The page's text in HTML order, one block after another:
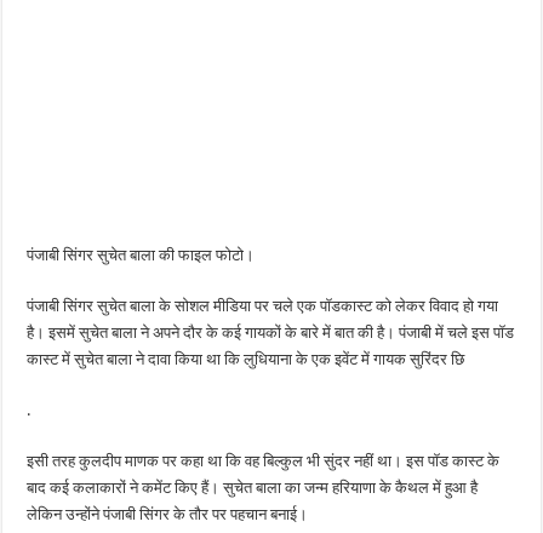
पंजाबी सिंगर सुचेत बाला की फाइल फोटो।
पंजाबी सिंगर सुचेत बाला के सोशल मीडिया पर चले एक पॉडकास्ट को लेकर विवाद हो गया
है। इसमें सुचेत बाला ने अपने दौर के कई गायकों के बारे में बात की है। पंजाबी में चले इस पॉड
कास्ट में सुचेत बाला ने दावा किया था कि लुधियाना के एक इवेंट में गायक सुरिंदर छि
.
इसी तरह कुलदीप माणक पर कहा था कि वह बिल्कुल भी सुंदर नहीं था। इस पॉड कास्ट के
बाद कई कलाकारों ने कमेंट किए हैं। सुचेत बाला का जन्म हरियाणा के कैथल में हुआ है
लेकिन उन्होंने पंजाबी सिंगर के तौर पर पहचान बनाई।